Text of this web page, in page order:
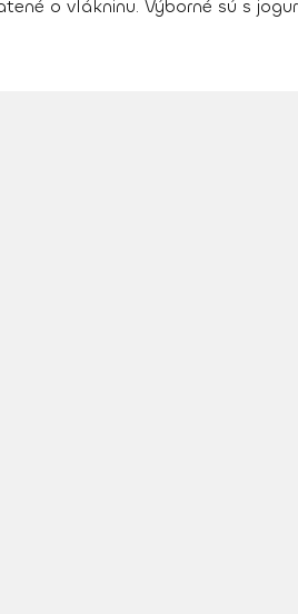
o vlákninu. Výborné sú s